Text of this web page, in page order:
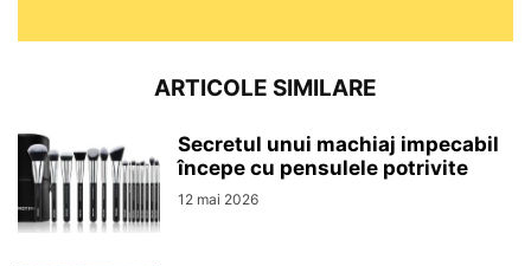
ARTICOLE SIMILARE
Secretul unui machiaj impecabil
începe cu pensulele potrivite
12 mai 2026